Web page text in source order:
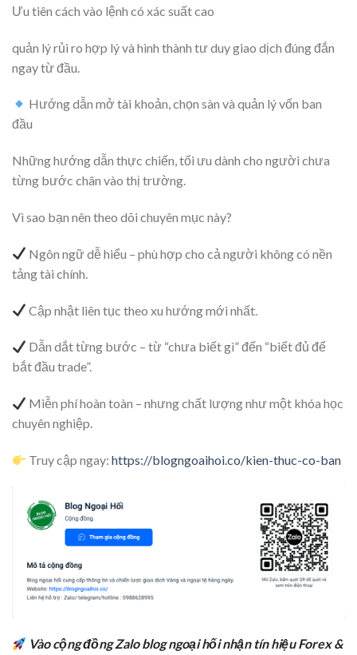
Ưu tiên cách vào lệnh có xác suất cao
quản lý rủi ro hợp lý và hình thành tư duy giao dịch đúng đắn
ngay từ đầu.
Hướng dẫn mở tài khoản, chọn sàn và quản lý vốn ban
đầu
Những hướng dẫn thực chiến, tối ưu dành cho người chưa
từng bước chân vào thị trường.
Vì sao bạn nên theo dõi chuyên mục này?
Ngôn ngữ dễ hiểu – phù hợp cho cả người không có nền
tảng tài chính.
Cập nhật liên tục theo xu hướng mới nhất.
Dẫn dắt từng bước – từ “chưa biết gì” đến “biết đủ để
bắt đầu trade”.
Miễn phí hoàn toàn – nhưng chất lượng như một khóa học
chuyên nghiệp.
Truy cập ngay:https://blogngoaihoi.co/kien-thuc-co-ban
Vào cộng đồng Zalo blog ngoại hối nhận tín hiệu Forex &